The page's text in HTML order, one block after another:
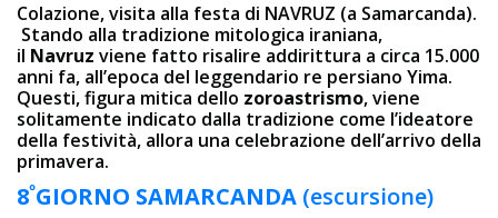
Colazione, visita alla festa di NAVRUZ (a Samarcanda).
Stando alla tradizione mitologica iraniana,
il Navruz viene fatto risalire addirittura a circa 15.000
anni fa, all’epoca del leggendario re persiano Yima.
Questi, figura mitica dello zoroastrismo, viene
solitamente indicato dalla tradizione come l’ideatore
della festività, allora una celebrazione dell’arrivo della
primavera.
8ºGIORNO SAMARCANDA (escursione)